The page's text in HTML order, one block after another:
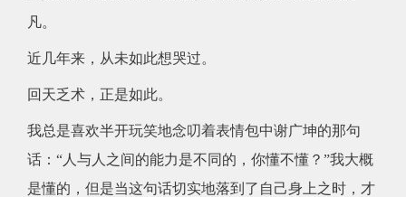
凡。
近几年来，从未如此想哭过。
回天乏术，正是如此。
我总是喜欢半开玩笑地念叨着表情包中谢广坤的那句
话：“人与人之间的能力是不同的，你懂不懂？”我大概
是懂的，但是当这句话切实地落到了自己身上之时，才